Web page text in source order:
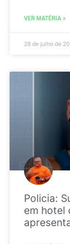
VER MATÉRIA »
28 de julho de
Policia:
em hotel